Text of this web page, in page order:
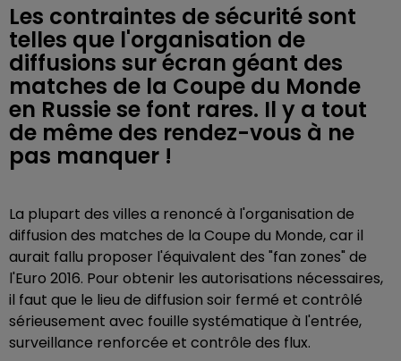
Les contraintes de sécurité sont
telles que l'organisation de
diffusions sur écran géant des
matches de la Coupe du Monde
en Russie se font rares. Il y a tout
de même des rendez-vous à ne
pas manquer !
La plupart des villes a renoncé à l'organisation de
diffusion des matches de la Coupe du Monde, car il
aurait fallu proposer l'équivalent des "fan zones" de
l'Euro 2016. Pour obtenir les autorisations nécessaires,
il faut que le lieu de diffusion soir fermé et contrôlé
sérieusement avec fouille systématique à l'entrée,
surveillance renforcée et contrôle des flux.